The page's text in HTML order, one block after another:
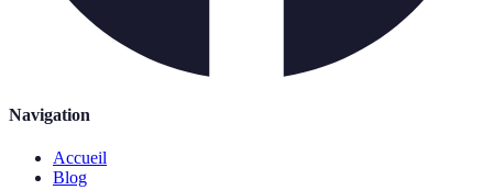
Navigation
Accueil
Blog